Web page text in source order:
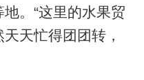
。“这里的水果贸
天忙得团团转，